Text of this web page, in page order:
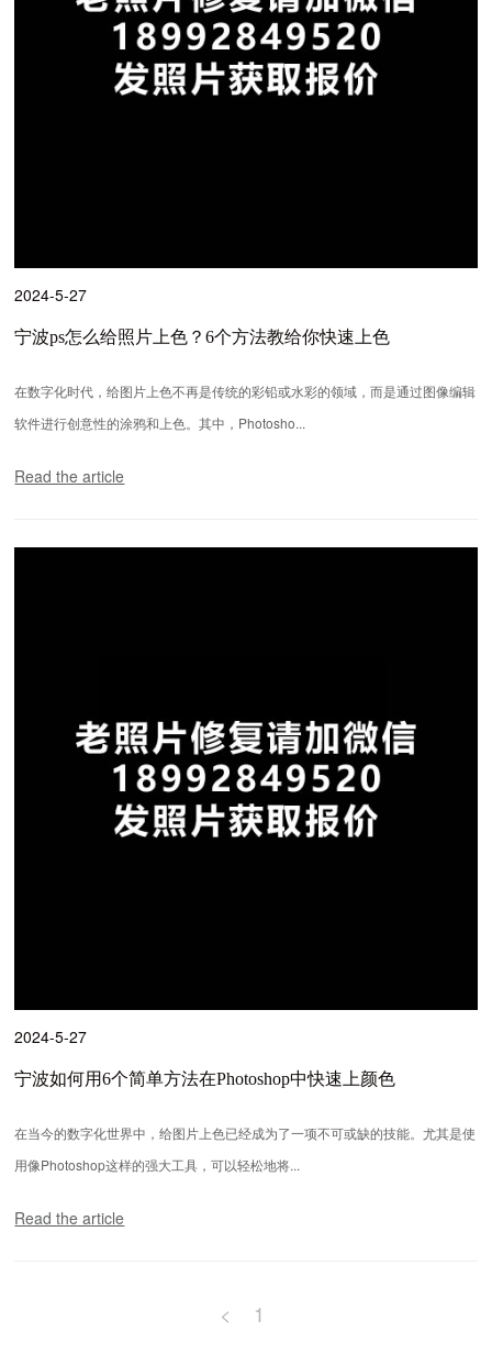
2024-5-27
宁波ps怎么给照片上色？6个方法教给你快速上色
在数字化时代，给图片上色不再是传统的彩铅或水彩的领域，而是通过图像编辑
软件进行创意性的涂鸦和上色。其中，Photosho...
Read the article
2024-5-27
宁波如何用6个简单方法在Photoshop中快速上颜色
在当今的数字化世界中，给图片上色已经成为了一项不可或缺的技能。尤其是使
用像Photoshop这样的强大工具，可以轻松地将...
Read the article
< 1